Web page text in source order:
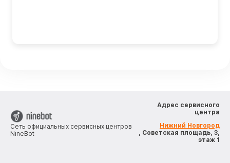
Сеть официальных сервисных центров
NineBot
Адрес сервисного
центра
Нижний Новгород
, Советская площадь, 3,
этаж 1